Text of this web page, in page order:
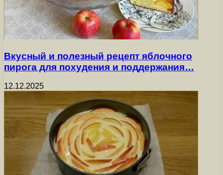
Вкусный и полезный рецепт яблочного
пирога для похудения и поддержания…
12.12.2025